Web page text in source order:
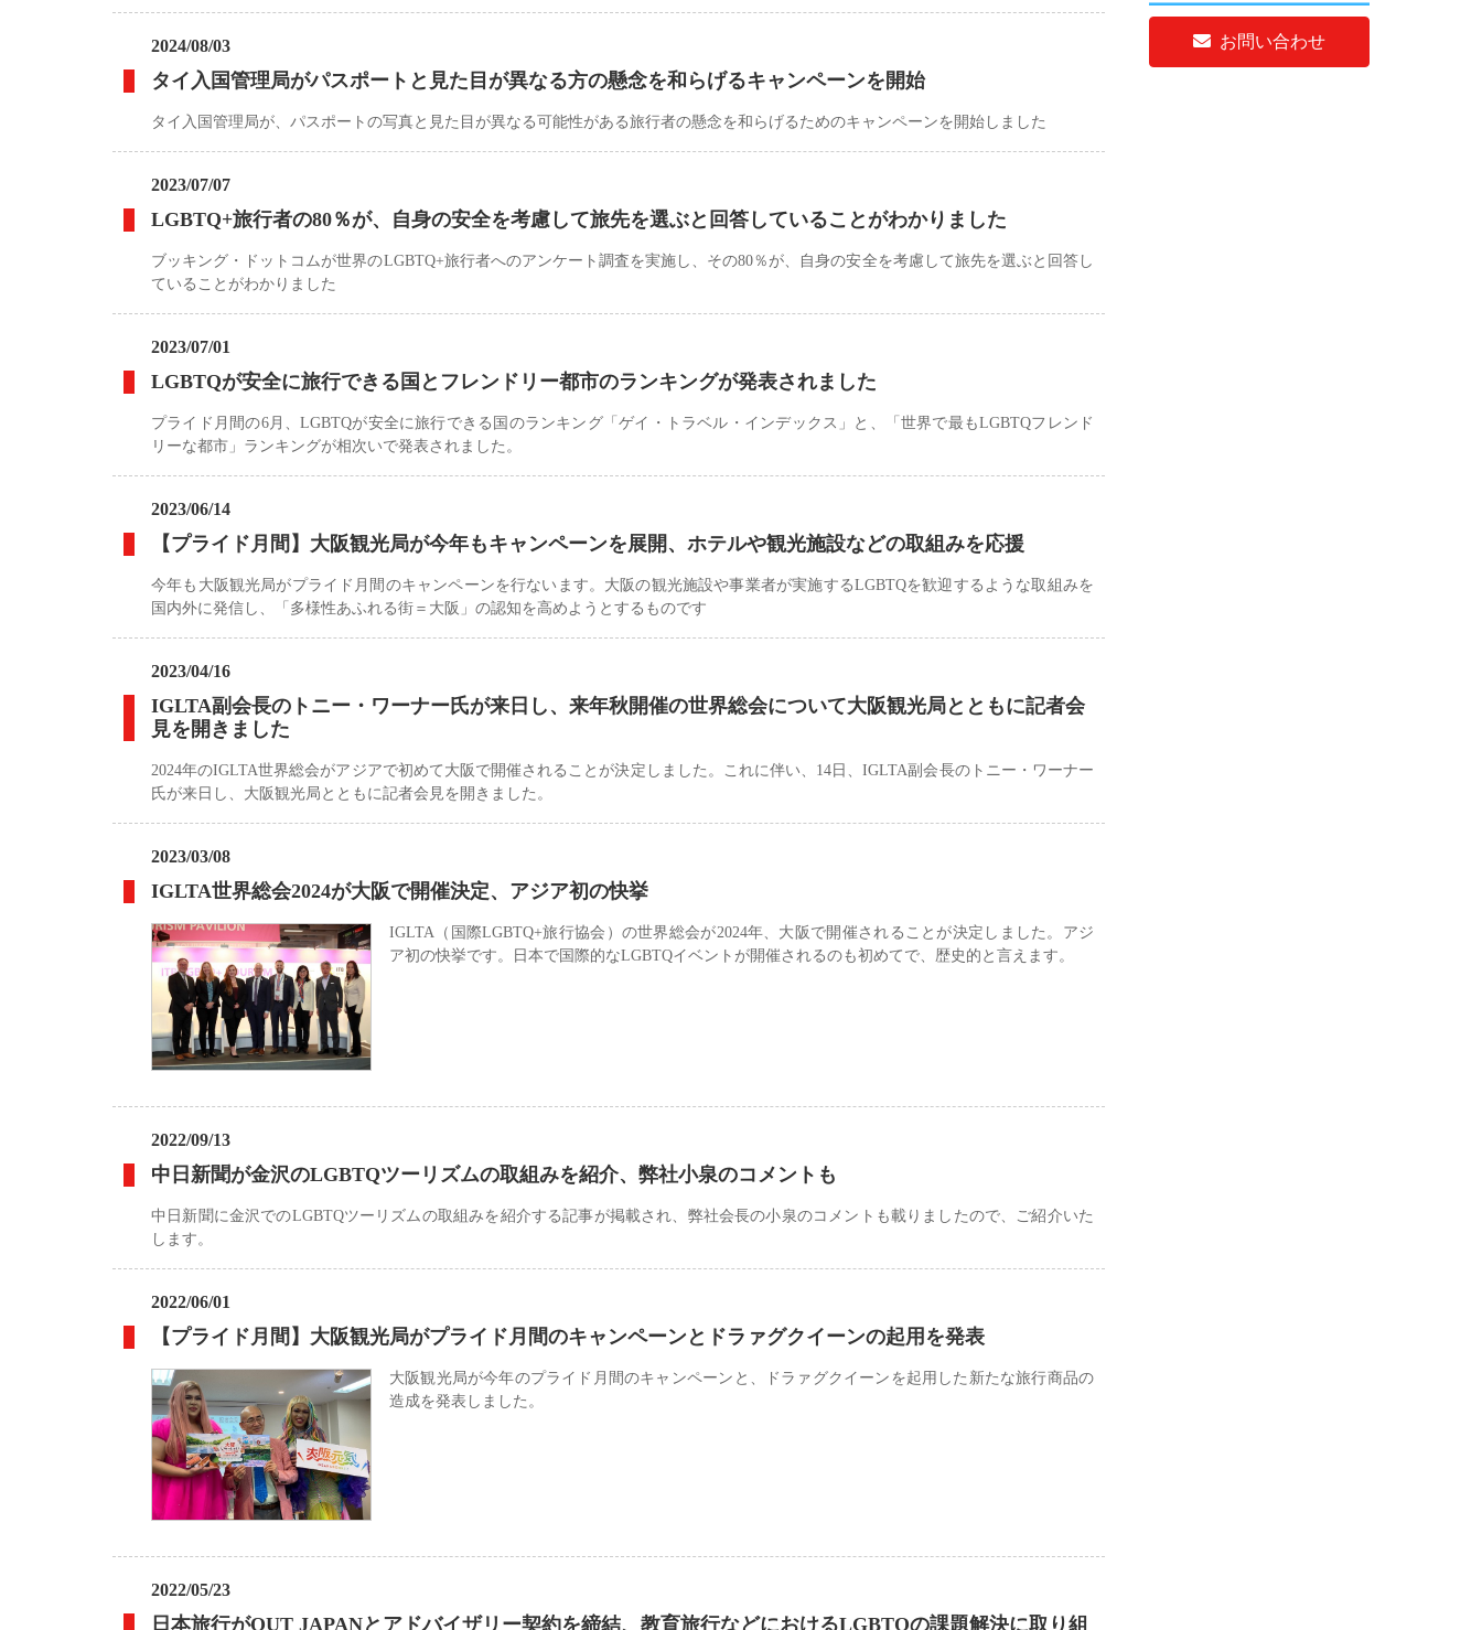
お問い合わせ
2024/08/03
タイ入国管理局がパスポートと見た目が異なる方の懸念を和らげるキャンペーンを開始
タイ入国管理局が、パスポートの写真と見た目が異なる可能性がある旅行者の懸念を和らげるためのキャンペーンを開始しました
2023/07/07
LGBTQ+旅行者の80％が、自身の安全を考慮して旅先を選ぶと回答していることがわかりました
ブッキング・ドットコムが世界のLGBTQ+旅行者へのアンケート調査を実施し、その80％が、自身の安全を考慮して旅先を選ぶと回答し
ていることがわかりました
2023/07/01
LGBTQが安全に旅行できる国とフレンドリー都市のランキングが発表されました
プライド月間の6月、LGBTQが安全に旅行できる国のランキング「ゲイ・トラベル・インデックス」と、「世界で最もLGBTQフレンド
リーな都市」ランキングが相次いで発表されました。
2023/06/14
【プライド月間】大阪観光局が今年もキャンペーンを展開、ホテルや観光施設などの取組みを応援
今年も大阪観光局がプライド月間のキャンペーンを行ないます。大阪の観光施設や事業者が実施するLGBTQを歓迎するような取組みを
国内外に発信し、「多様性あふれる街＝大阪」の認知を高めようとするものです
2023/04/16
IGLTA副会長のトニー・ワーナー氏が来日し、来年秋開催の世界総会について大阪観光局とともに記者会
見を開きました
2024年のIGLTA世界総会がアジアで初めて大阪で開催されることが決定しました。これに伴い、14日、IGLTA副会長のトニー・ワーナー
氏が来日し、大阪観光局とともに記者会見を開きました。
2023/03/08
IGLTA世界総会2024が大阪で開催決定、アジア初の快挙
IGLTA（国際LGBTQ+旅行協会）の世界総会が2024年、大阪で開催されることが決定しました。アジ
ア初の快挙です。日本で国際的なLGBTQイベントが開催されるのも初めてで、歴史的と言えます。
2022/09/13
中日新聞が金沢のLGBTQツーリズムの取組みを紹介、弊社小泉のコメントも
中日新聞に金沢でのLGBTQツーリズムの取組みを紹介する記事が掲載され、弊社会長の小泉のコメントも載りましたので、ご紹介いた
します。
2022/06/01
【プライド月間】大阪観光局がプライド月間のキャンペーンとドラァグクイーンの起用を発表
大阪観光局が今年のプライド月間のキャンペーンと、ドラァグクイーンを起用した新たな旅行商品の
造成を発表しました。
2022/05/23
日本旅行がOUT JAPANとアドバイザリー契約を締結、教育旅行などにおけるLGBTQの課題解決に取り組